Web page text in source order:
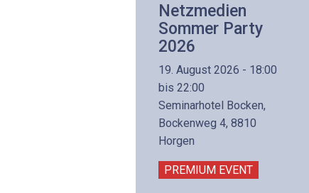
Netzmedien
Sommer Party
2026
19. August 2026 - 18:00
bis 22:00
Seminarhotel Bocken,
Bockenweg 4, 8810
Horgen
PREMIUM EVENT